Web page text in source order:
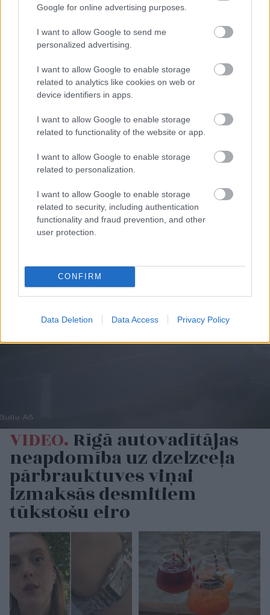
Google for online advertising purposes.
I want to allow Google to send me
personalized advertising.
I want to allow Google to enable storage
related to analytics like cookies on web or
device identifiers in apps.
I want to allow Google to enable storage
related to functionality of the website or app.
I want to allow Google to enable storage
related to personalization.
I want to allow Google to enable storage
related to security, including authentication
functionality and fraud prevention, and other
user protection.
CONFIRM
Data Deletion Data Access Privacy Policy
Pamatīgsreibums!
agresīvu vīrieti, kurš ar
elektrisko riteņkrēslu
pārvietojās pa
VIDEO.Fenomenāls
skats! Ukraiņu
aktīvists ielauzies
Krievijas aizsardzības
nozares amatpersonu
cilvēks!
“Pepco” veikalā kāds
pircējs dabūjis dzirdēt
nebūtu jādzird
VIDEO.Rīgā autovadītājas
neapdomība uz dzelzceļa
pārbrauktuves viņai
izmaksās desmitiem
tūkstošu eiro